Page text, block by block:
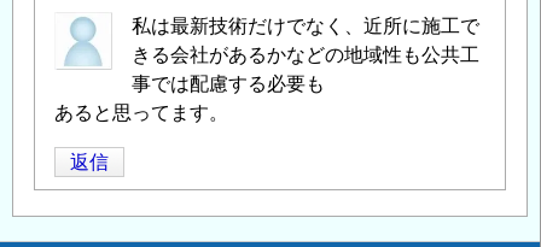
私は最新技術だけでなく、近所に施工で
きる会社があるかなどの地域性も公共工
事では配慮する必要も
あると思ってます。
返信